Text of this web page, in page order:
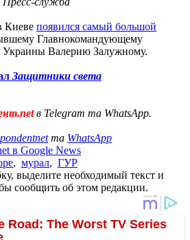
Киеве появился самый большой
Главнокомандующему
Валерию Залужному.
Защитники света
в Telegram та WhatsApp.
та WhatsApp
в Google News
, мурал, ГУР
выделите необходимый текст и
сообщить об этом редакции.